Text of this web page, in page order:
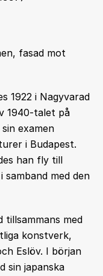
fasad mot
1922 i Nagyvarad
1940-talet på
examen
i Budapest.
han fly till
med den
tillsammans med
konstverk,
Eslöv. I början
sin japanska